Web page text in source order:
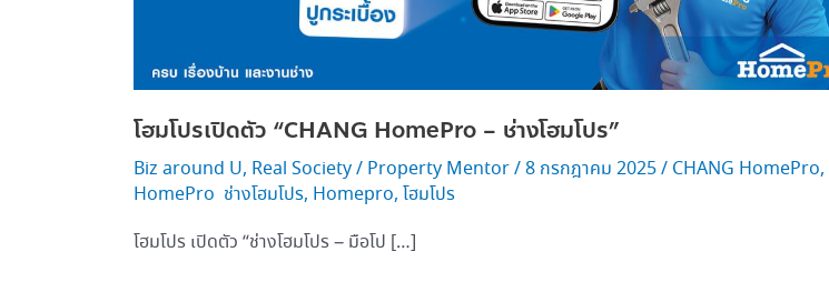
โฮมโปรเปิดตัว “CHANG HomePro – ช่างโฮมโปร”
Biz around U, Real Society/ Property Mentor/8 กรกฎาคม 2025/ CHANG HomePro,
HomePro ช่างโฮมโปร, Homepro, โฮมโปร
โฮมโปร เปิดตัว “ช่างโฮมโปร – มือโป […]